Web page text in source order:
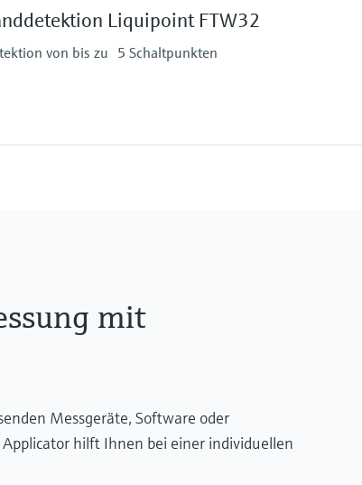
Liquipoint FTW32
von bis zu 5 Schaltpunkten
mit
Messgeräte, Software oder
hilft Ihnen bei einer individuellen